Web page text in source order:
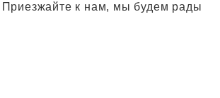
Приезжайте к нам, мы будем рады